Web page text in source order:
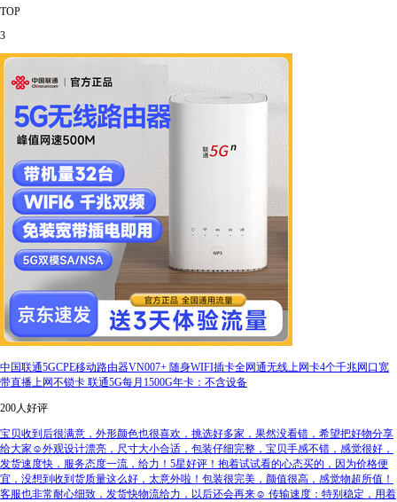
TOP
3
中国联通5GCPE移动路由器VN007+ 随身WIFI插卡全网通无线上网卡4个千兆网口宽
带直播上网不锁卡 联通5G每月1500G年卡：不含设备
200人好评
宝贝收到后很满意，外形颜色也很喜欢，挑选好多家，果然没看错，希望把好物分享
给大家☺️外观设计漂亮，尺寸大小合适，包装仔细完整，宝贝手感不错，感觉很好，
发货速度快，服务态度一流，给力！5星好评！抱着试试看的心态买的，因为价格便
宜，没想到收到货质量这么好，太意外啦！包装很完美，颜值很高，感觉物超所值！
客服也非常耐心细致，发货快物流给力，以后还会再来☺️ 传输速度：特别稳定，用着